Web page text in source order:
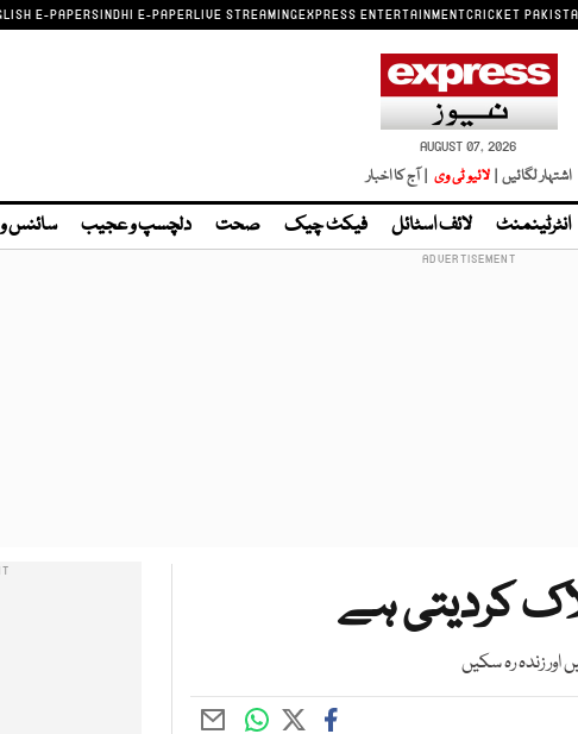
E-PAPERSINDHI E-PAPERLIVE STREAMINGEXPRESS ENTERTAINMENTCRICKET
AUGUST 07, 2026
اشتہار لگائیں | لائیو ٹی وی | آج کا اخبار
انٹرٹینمنٹ لائف اسٹائل فیکٹ چیک صحت دلچسپ و عجیب سائنس
کردیتی ہے
زندہ رہ سکیں